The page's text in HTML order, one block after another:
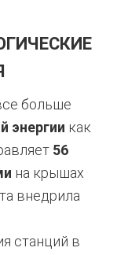
больше
энергии как
56
на крышах
внедрила
станций в